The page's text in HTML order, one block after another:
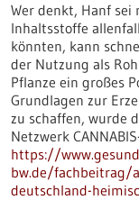
Wer denkt, Hanf sei
Inhaltsstoffe
könnten, kann
der Nutzung als
Pflanze ein großes
Grundlagen zur
zu schaffen, wurde
Netzwerk
https://
bw.de/fachbeitrag/
deutschland-